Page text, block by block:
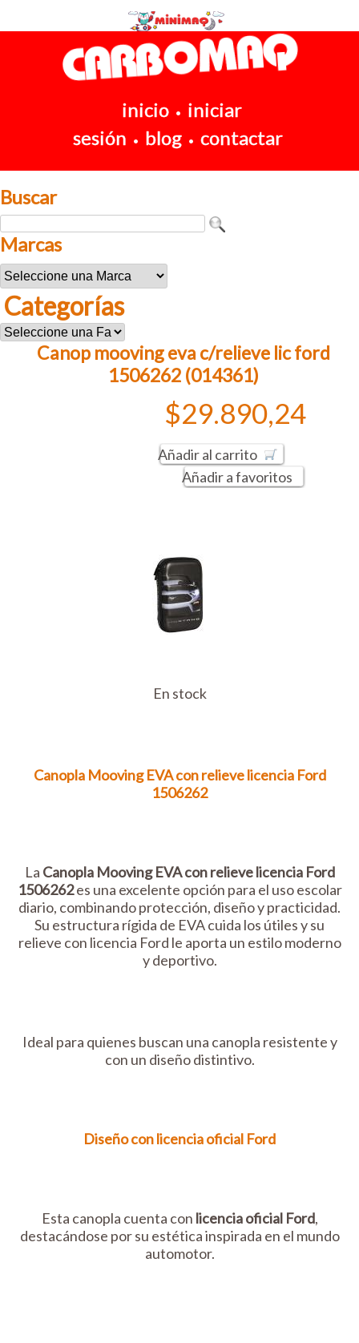
inicio • iniciar
sesión • blog • contactar
Buscar
Marcas
Categorías
Canop mooving eva c/relieve lic ford
1506262 (014361)
$29.890,24
Añadir al carrito
Añadir a favoritos
En stock
Canopla Mooving EVA con relieve licencia Ford
1506262
La Canopla Mooving EVA con relieve licencia Ford
1506262es una excelente opción para el uso escolar
diario, combinando protección, diseño y practicidad.
Su estructura rígida de EVA cuida los útiles y su
relieve con licencia Ford le aporta un estilo moderno
y deportivo.
Ideal para quienes buscan una canopla resistente y
con un diseño distintivo.
Diseño con licencia oficial Ford
Esta canopla cuenta con licencia oficial Ford,
destacándose por su estética inspirada en el mundo
automotor.